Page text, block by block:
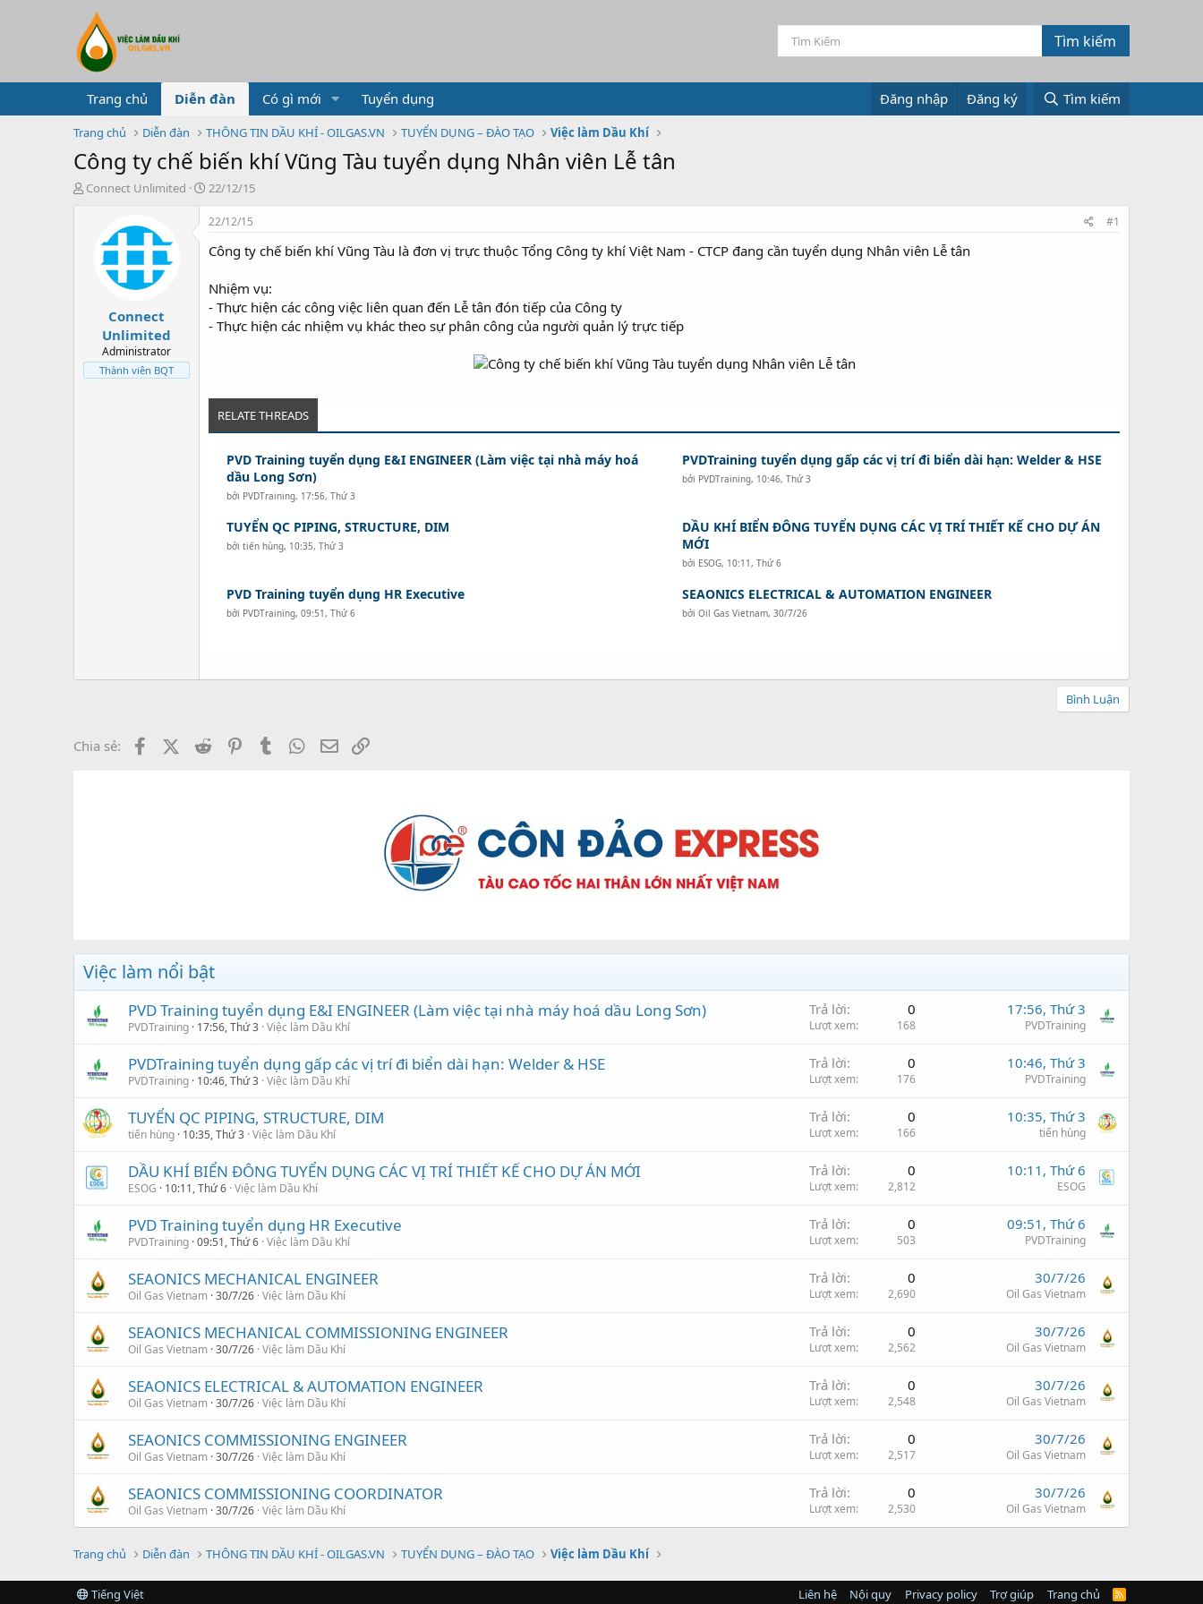
Trang chủ Diễn đàn Có gì mới Tuyển dụng Đăng nhập Đăng ký Tìm kiếm
Trang chủ Diễn đàn THÔNG TIN DẦU KHÍ - OILGAS.VN TUYỂN DỤNG – ĐÀO TẠO Việc làm Dầu Khí
Công ty chế biến khí Vũng Tàu tuyển dụng Nhân viên Lễ tân
T
e
r
Connect Unlimited
N
g
à
g
i
22/12/15
Connect
Unlimited
Administrator
Thành viên BQT
22/12/15 #1
Công ty chế biến khí Vũng Tàu là đơn vị trực thuộc Tổng Công ty khí Việt Nam - CTCP đang cần tuyển dụng Nhân viên Lễ tân
Nhiệm vụ:
- Thực hiện các công việc liên quan đến Lễ tân đón tiếp của Công ty
- Thực hiện các nhiệm vụ khác theo sự phân công của người quản lý trực tiếp
RELATE THREADS
PVD Training tuyển dụng E&I ENGINEER (Làm việc tại nhà máy hoá
dầu Long Sơn)
bởi PVDTraining, 17:56, Thứ 3
PVDTraining tuyển dụng gấp các vị trí đi biển dài hạn: Welder & HSE
bởi PVDTraining, 10:46, Thứ 3
TUYỂN QC PIPING, STRUCTURE, DIM
bởitiến hùng, 10:35, Thứ 3
DẦU KHÍ BIỂN ĐÔNG TUYỂN DỤNG CÁC VỊ TRÍ THIẾT KẾ CHO DỰ ÁN
MỚI
bởi ESOG, 10:11, Thứ 6
PVD Training tuyển dụng HR Executive
bởi PVDTraining,09:51, Thứ 6
SEAONICS ELECTRICAL & AUTOMATION ENGINEER
bởiOil Gas Vietnam,30/7/26
Bình Luận
Chia sẻ: FacebookX (Twitter)
Reddit PinterestTumblrWhatsApp
Email
Việc làm nổi bật
PVD Training tuyển dụng E&I ENGINEER (Làm việc tại nhà máy hoá dầu Long Sơn)
PVDTraining 17:56, Thứ 3 Việc làm Dầu Khí
Trả lời 0
Lượt xem 168
17:56, Thứ 3
PVDTraining
PVDTraining tuyển dụng gấp các vị trí đi biển dài hạn: Welder & HSE
PVDTraining 10:46, Thứ 3 Việc làm Dầu Khí
Trả lời 0
Lượt xem 176
10:46, Thứ 3
PVDTraining
TUYỂN QC PIPING, STRUCTURE, DIM
tiến hùng 10:35, Thứ 3 Việc làm Dầu Khí
Trả lời 0
Lượt xem 166
10:35, Thứ 3
tiến hùng
DẦU KHÍ BIỂN ĐÔNG TUYỂN DỤNG CÁC VỊ TRÍ THIẾT KẾ CHO DỰ ÁN MỚI
ESOG 10:11, Thứ 6 Việc làm Dầu Khí
Trả lời 0
Lượt xem 2,812
10:11, Thứ 6
ESOG
PVD Training tuyển dụng HR Executive
PVDTraining 09:51, Thứ 6 Việc làm Dầu Khí
Trả lời 0
Lượt xem 503
09:51, Thứ 6
PVDTraining
SEAONICS MECHANICAL ENGINEER
Oil Gas Vietnam 30/7/26 Việc làm Dầu Khí
Trả lời 0
Lượt xem 2,690
30/7/26
Oil Gas Vietnam
SEAONICS MECHANICAL COMMISSIONING ENGINEER
Oil Gas Vietnam 30/7/26 Việc làm Dầu Khí
Trả lời 0
Lượt xem 2,562
30/7/26
Oil Gas Vietnam
SEAONICS ELECTRICAL & AUTOMATION ENGINEER
Oil Gas Vietnam 30/7/26 Việc làm Dầu Khí
Trả lời 0
Lượt xem 2,548
30/7/26
Oil Gas Vietnam
SEAONICS COMMISSIONING ENGINEER
Oil Gas Vietnam 30/7/26 Việc làm Dầu Khí
Trả lời 0
Lượt xem 2,517
30/7/26
Oil Gas Vietnam
SEAONICS COMMISSIONING COORDINATOR
Oil Gas Vietnam 30/7/26 Việc làm Dầu Khí
Trả lời 0
Lượt xem 2,530
30/7/26
Oil Gas Vietnam
Trang chủ Diễn đàn THÔNG TIN DẦU KHÍ - OILGAS.VN TUYỂN DỤNG – ĐÀO TẠO Việc làm Dầu Khí
Tiếng Việt Liên hệ Nội quy Privacy policy Trợ giúp Trang chủ
R